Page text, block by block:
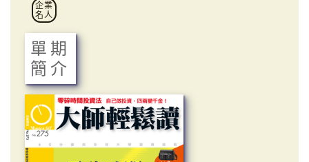
企業
名人
單期
簡介